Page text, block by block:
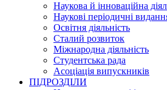
Наукова й інноваційна
Наукові періодичні
Освітня діяльність
Сталий розвиток
Міжнародна діяльність
Студентська рада
Асоціація випускників
ПІДРОЗДІЛИ